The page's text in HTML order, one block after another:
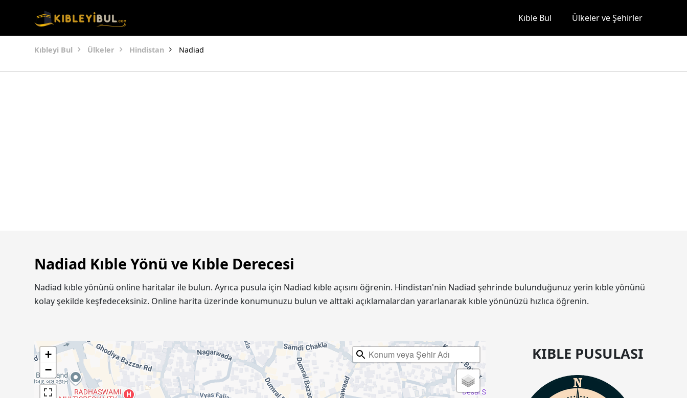
Kıble Bul Ülkeler ve Şehirler
Kıbleyi Bul Ülkeler Hindistan Nadiad
Nadiad Kıble Yönü ve Kıble Derecesi
Nadiad kıble yönünü online haritalar ile bulun. Ayrıca pusula için Nadiad kıble açısını öğrenin. Hindistan'nin Nadiad şehrinde bulunduğunuz yerin kıble yönünü
kolay şekilde keşfedeceksiniz. Online harita üzerinde konumunuzu bulun ve alttaki açıklamalardan yararlanarak kıble yönünüzü hızlıca öğrenin.
+
−
KIBLE PUSULASI